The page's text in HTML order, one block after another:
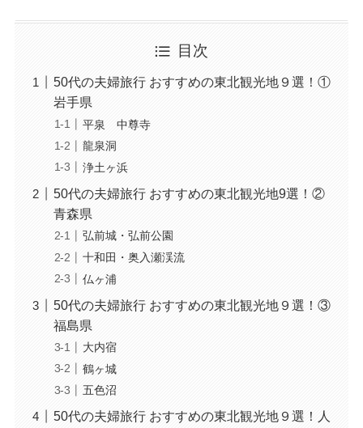
目次
50代の夫婦旅行 おすすめの東北観光地９選！①
岩手県
平泉 中尊寺
龍泉洞
浄土ヶ浜
50代の夫婦旅行 おすすめの東北観光地9選！②
青森県
弘前城・弘前公園
十和田・奥入瀬渓流
仏ヶ浦
50代の夫婦旅行 おすすめの東北観光地９選！③
福島県
大内宿
鶴ヶ城
五色沼
50代の夫婦旅行 おすすめの東北観光地９選！人